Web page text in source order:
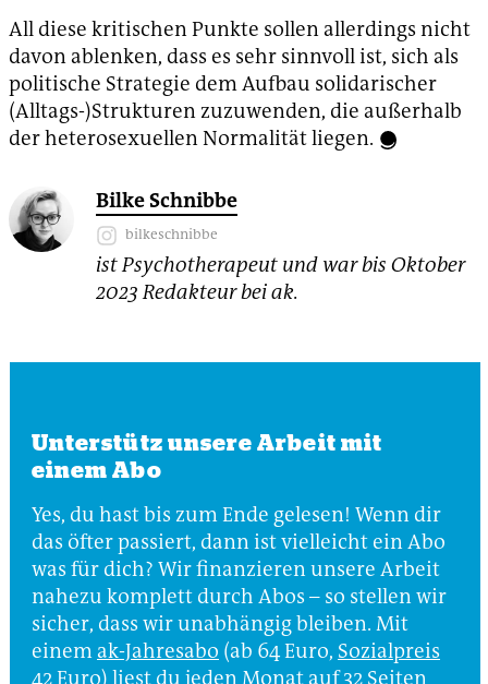
All diese kritischen Punkte sollen allerdings nicht
davon ablenken, dass es sehr sinnvoll ist, sich als
politische Strategie dem Aufbau solidarischer
(Alltags-)Strukturen zuzuwenden, die außerhalb
der heterosexuellen Normalität liegen.
Bilke Schnibbe
bilkeschnibbe
ist Psychotherapeut und war bis Oktober
2023 Redakteur bei ak.
Unterstütz unsere Arbeit mit
einem Abo
Yes, du hast bis zum Ende gelesen! Wenn dir
das öfter passiert, dann ist vielleicht ein Abo
was für dich? Wir finanzieren unsere Arbeit
nahezu komplett durch Abos – so stellen wir
sicher, dass wir unabhängig bleiben. Mit
einemak-Jahresabo (ab 64 Euro, Sozialpreis
42 Euro) liest du jeden Monat auf 32 Seiten